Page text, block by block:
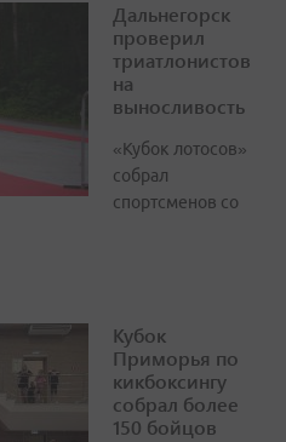
Дальнегорск
проверил
триатлонистов
на
выносливость
«Кубок лотосов»
собрал
спортсменов со
Кубок
Приморья по
кикбоксингу
собрал более
150 бойцов